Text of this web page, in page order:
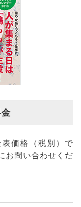
価格（税別）で
お問い合わせくだ